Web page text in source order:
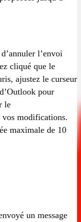
l’envoi
cliqué que le
ajustez le curseur
pour
le
vos modifications.
maximale de 10
un message